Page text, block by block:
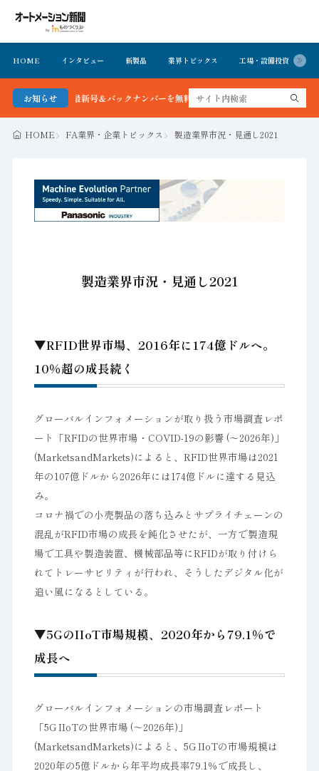
HOME インタビュー 新製品 業界トピックス 工場・設備投資
お知らせ
新聞 最新号＆バックナンバーを無料で公開中 詳細はこちら
HOME FA業界・企業トピックス 製造業界市況・見通し2021
製造業界市況・見通し2021
▼RFID世界市場、2016年に174億ドルへ。
10％超の成長続く
グローバルインフォメーションが取り扱う市場調査レポ
ート「RFIDの世界市場・COVID-19の影響 (～2026年)」
(MarketsandMarkets)によると、RFID世界市場は2021
年の107億ドルから2026年には174億ドルに達する見込
み。
コロナ禍での小売製品の落ち込みとサプライチェーンの
混乱がRFID市場の成長を鈍化させたが、一方で製造現
場で工具や製造装置、機械部品等にRFIDが取り付けら
れてトレーサビリティが行われ、そうしたデジタル化が
追い風になるとしている。
▼5GのIIoT市場規模、2020年から79.1％で
成長へ
グローバルインフォメーションの市場調査レポート
「5G IIoTの世界市場 (～2026年)」
(MarketsandMarkets)によると、5G IIoTの市場規模は
2020年の5億ドルから年平均成長率79.1％で成長し、